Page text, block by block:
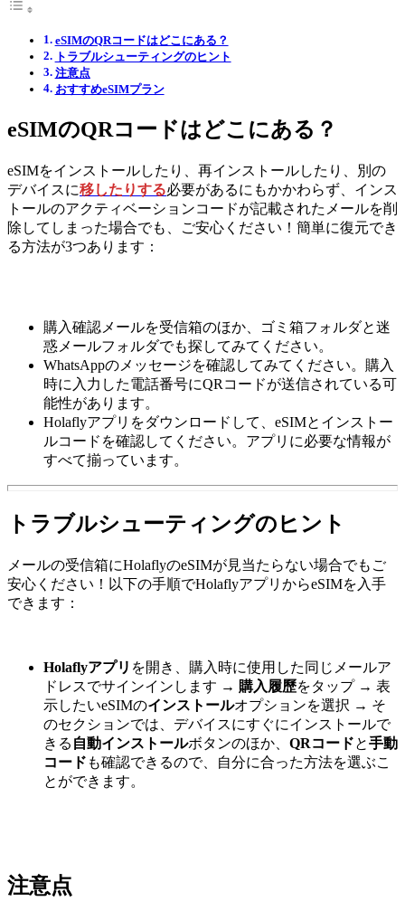
eSIMのQRコードはどこにある？
トラブルシューティングのヒント
注意点
おすすめeSIMプラン
eSIMのQRコードはどこにある？
eSIMをインストールしたり、再インストールしたり、別の
デバイスに移したりする必要があるにもかかわらず、インス
トールのアクティベーションコードが記載されたメールを削
除してしまった場合でも、ご安心ください！簡単に復元でき
る方法が3つあります：
購入確認メールを受信箱のほか、ゴミ箱フォルダと迷
惑メールフォルダでも探してみてください。
WhatsAppのメッセージを確認してみてください。購入
時に入力した電話番号にQRコードが送信されている可
能性があります。
Holaflyアプリをダウンロードして、eSIMとインストー
ルコードを確認してください。アプリに必要な情報が
すべて揃っています。
トラブルシューティングのヒント
メールの受信箱にHolaflyのeSIMが見当たらない場合でもご
安心ください！以下の手順でHolaflyアプリからeSIMを入手
できます：
Holaflyアプリ を開き、購入時に使用した同じメールア
ドレスでサインインします → 購入履歷をタップ → 表
示したいeSIMのインストールオプションを選択 → そ
のセクションでは、デバイスにすぐにインストールで
きる 自動インストールボタンのほか、 QRコードと手動
コード も確認できるので、自分に合った方法を選ぶこ
とができます。
注意点